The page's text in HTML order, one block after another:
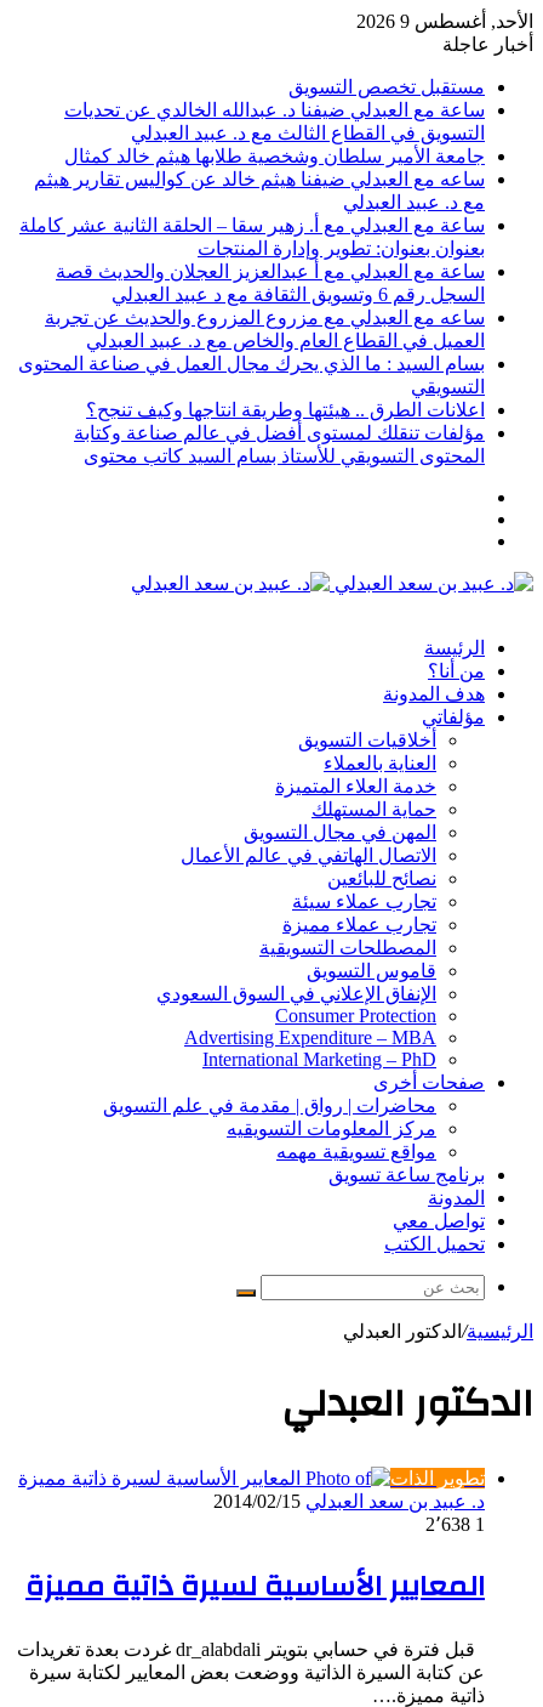
الأحد, أغسطس 9 2026
أخبار عاجلة
مستقبل تخصص التسويق
ساعة مع العبدلي ضيفنا د. عبدالله الخالدي عن تحديات
التسويق في القطاع الثالث مع د. عبيد العبدلي
جامعة الأمير سلطان وشخصية طلابها هيثم خالد كمثال
ساعه مع العبدلي ضيفنا هيثم خالد عن كواليس تقارير هيثم
مع د. عبيد العبدلي
ساعة مع العبدلي مع أ. زهير سقا – الحلقة الثانية عشر كاملة
بعنوان بعنوان: تطوير وإدارة المنتجات
ساعة مع العبدلي مع أ عبدالعزيز العجلان والحديث قصة
السجل رقم 6 وتسويق الثقافة مع د عبيد العبدلي
ساعه مع العبدلي مع مزروع المزروع والحديث عن تجربة
العميل في القطاع العام والخاص مع د. عبيد العبدلي
بسام السيد : ما الذي يحرك مجال العمل في صناعة المحتوى
التسويقي
اعلانات الطرق .. هيئتها وطريقة انتاجها وكيف تنجح؟
مؤلفات تنقلك لمستوى أفضل في عالم صناعة وكتابة
المحتوى التسويقي للأستاذ بسام السيد كاتب محتوى
القائمة
الرئيسة
من أنا؟
هدف المدونة
مؤلفاتي
أخلاقيات التسويق
العناية بالعملاء
خدمة العلاء المتميزة
حماية المستهلك
المهن في مجال التسويق
الاتصال الهاتفي في عالم الأعمال
نصائح للبائعين
تجارب عملاء سيئة
تجارب عملاء مميزة
المصطلحات التسويقية
قاموس التسويق
الإنفاق الإعلاني في السوق السعودي
Consumer Protection
Advertising Expenditure – MBA
International Marketing – PhD
صفحات أخرى
محاضرات | رواق | مقدمة في علم التسويق
مركز المعلومات التسويقيه
مواقع تسويقية مهمه
برنامج ساعة تسويق
المدونة
تواصل معي
تحميل الكتب
بحث
الرئيسية/ الدكتور العبدلي
الدكتور العبدلي
تطوير الذات
د. عبيد بن سعد العبدلي 2014/02/15
1
المعايير الأساسية لسيرة ذاتية مميزة
قبل فترة في حسابي بتويتر dr_alabdali غردت بعدة تغريدات
عن كتابة السيرة الذاتية ووضعت بعض المعايير لكتابة سيرة
ذاتية مميزة.…